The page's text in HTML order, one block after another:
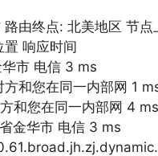
由终点: 北美地区 节
置 响应时间
华市 电信 3 ms
和您在同一内部网 1
和您在同一内部网 4 ms
金华市 电信 3 ms